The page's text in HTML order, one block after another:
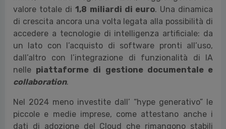
845 milioni di euro, spinto dall’utilizzo di
componenti diIA quali per esempio gli LLMmessi a
disposizione tramiteAPI . Crescita superiore alla
media anche per la spesa inServerless
Computingper una maggiore efficienza nella
gestione dei sistemi informativi.
Infine, ilSaaS
valore totale di 1,8 miliardi di euro. Una dinamica
di crescita ancora una volta legata alla possibilità di
accedere a tecnologie di intelligenza artificiale: da